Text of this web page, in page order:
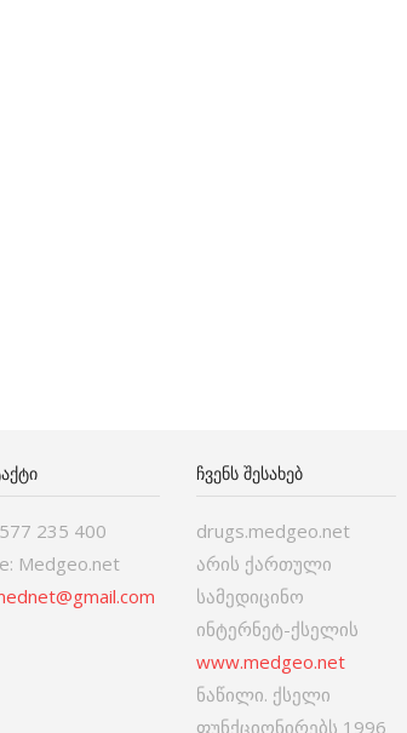
235 400
Medgeo.net
ᲩᲕᲔᲜᲡ ᲨᲔᲡᲐᲮᲔᲑ
drugs.medgeo.net
არის ქართული
სამედიცინო
ინტერნეტ-ქსელის
www.medgeo.net
ნაწილი. ქსელი
ფუნქციონირებს 1996